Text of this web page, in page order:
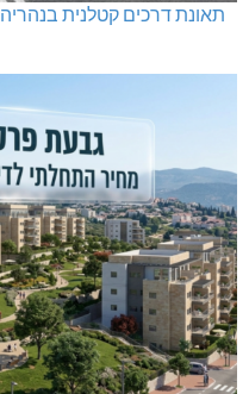
תאונת דרכים קטלנית בנהריה